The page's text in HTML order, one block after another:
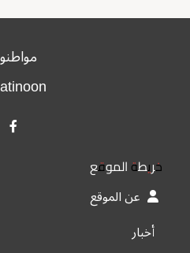
خريطة الموقع
عن الموقع
أخبار